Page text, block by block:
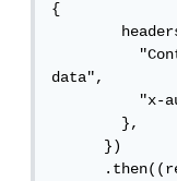
{
        headers: {
          "Content-Type": "multipart/form-
data",
          "x-auth-token": user.data?.token,
        },
      })
      .then((res) => {